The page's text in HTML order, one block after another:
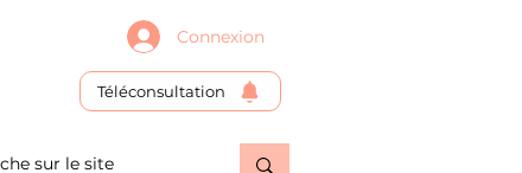
Connexion
Téléconsultation